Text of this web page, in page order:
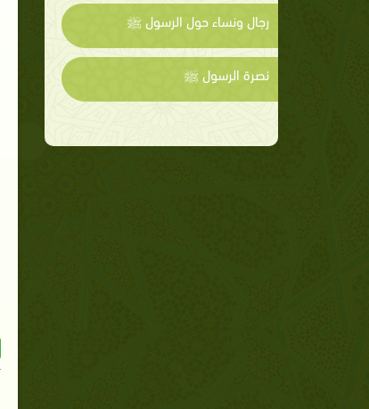
رجال ونساء حول الرسول ﷺ
نصرة الرسول ﷺ